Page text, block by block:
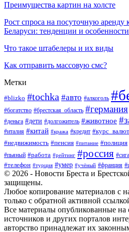
Преимущества картин на холсте
Рост спроса на посуточную аренду
Беларуси: тенденции и особенности
Что такое штабелеры и их виды
Как отправить массовую смс?
Метки
#blizko #tochka #авто #алкоголь
#богатство #брестская_область #германия
#деньга #дети #долгожитель #животное
#италия #китай #кража #кредит #курс_валют
#недвижимость #пенсия #питание #полиция
#пьяный #работа #рейтинг #россия
#телефон #турция #умер #учёный #франция
© 2026 - Новости Бреста и
защищены.
Любое копирование материалов с
только с обратной активной
Все материалы опубликованные на
источников и других порталов
авторство принадлежат их